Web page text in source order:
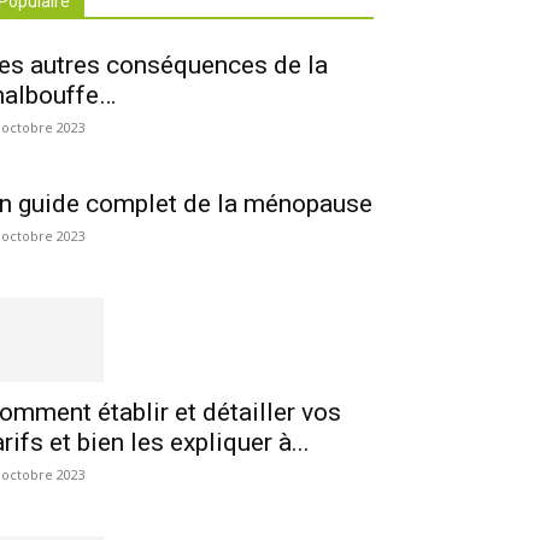
autres conséquences de la
octobre 2023
guide complet de la ménopause
octobre 2023
établir et détailler vos
et bien les expliquer à...
octobre 2023